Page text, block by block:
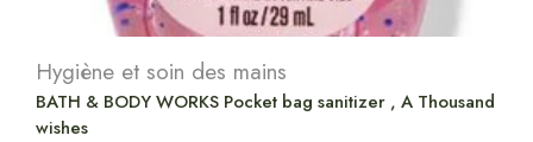
Hygiène et soin des mains
BATH & BODY WORKS Pocket bag sanitizer , A Thousand
wishes